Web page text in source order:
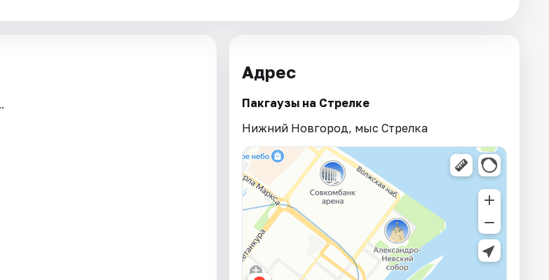
Адрес
Пакгаузы на Стрелке
Нижний Новгород, мыс Стрелка